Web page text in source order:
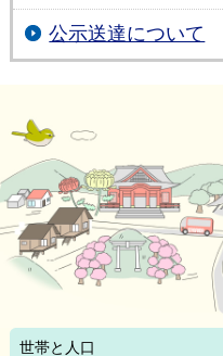
公示送達について